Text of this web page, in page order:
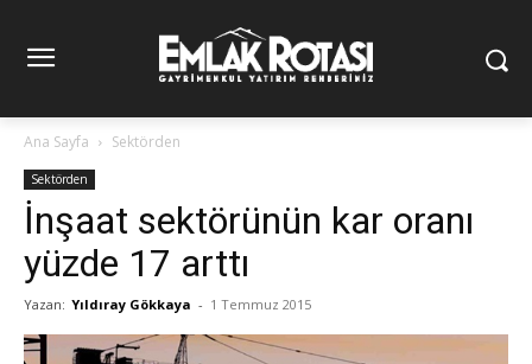
Ana Sayfa Sektörden
Sektörden
İnşaat sektörünün kar oranı
yüzde 17 arttı
Yazan: Yıldıray Gökkaya - 1 Temmuz 2015